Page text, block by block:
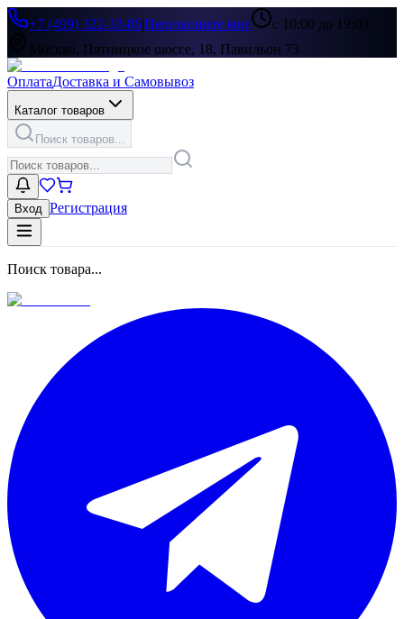
+7 (499) 322-33-86|Перезвоните мне
с 10:00 до 19:00
Москва, Пятницкое шоссе, 18, Павильон 73
ОплатаДоставка и Самовывоз
Каталог товаров
Поиск товаров...
Вход Регистрация
Поиск товара...